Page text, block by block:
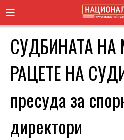
СУДБИНАТА НА
РАЦЕТЕ НА
пресуда за
директори